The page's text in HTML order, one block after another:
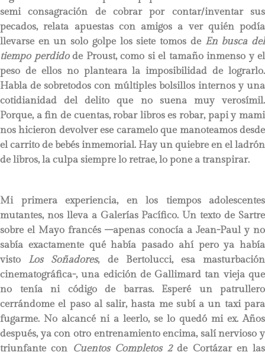
semi consagración de cobrar por contar/inventar sus
pecados, relata apuestas con amigos a ver quién podía
llevarse en un solo golpe los siete tomos de En busca del
tiempo perdidode Proust, como si el tamaño inmenso y el
peso de ellos no planteara la imposibilidad de lograrlo.
Habla de sobretodos con múltiples bolsillos internos y una
cotidianidad del delito que no suena muy verosímil.
Porque, a fin de cuentas, robar libros es robar, papi y mami
nos hicieron devolver ese caramelo que manoteamos desde
el carrito de bebés inmemorial. Hay un quiebre en el ladrón
de libros, la culpa siempre lo retrae, lo pone a transpirar.
Mi primera experiencia, en los tiempos adolescentes
mutantes, nos lleva a Galerías Pacífico. Un texto de Sartre
sobre el Mayo francés –apenas conocía a Jean-Paul y no
sabía exactamente qué había pasado ahí pero ya había
visto Los Soñadores, de Bertolucci, esa masturbación
cinematográfica-, una edición de Gallimard tan vieja que
no tenía ni código de barras. Esperé un patrullero
cerrándome el paso al salir, hasta me subí a un taxi para
fugarme. No alcancé ni a leerlo, se lo quedó mi ex. Años
después, ya con otro entrenamiento encima, salí nervioso y
triunfante con Cuentos Completos 2de Cortázar en las